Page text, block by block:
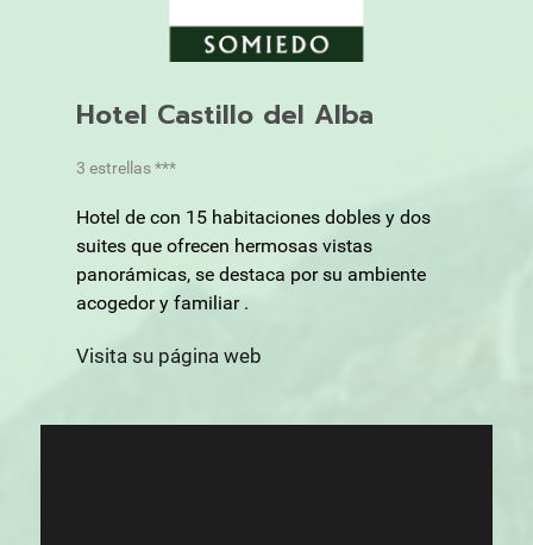
Hotel Castillo del Alba
3 estrellas ***
Hotel de con 15 habitaciones dobles y dos
suites que ofrecen hermosas vistas
panorámicas, se destaca por su ambiente
acogedor y familiar .
Visita su página web